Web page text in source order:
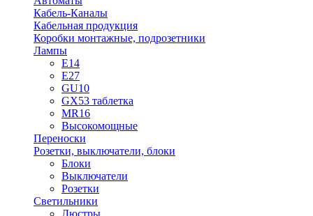
Кабель-Каналы
Кабельная продукция
Коробки монтажные, подрозетники
Лампы
E14
E27
GU10
GX53 таблетка
MR16
Высокомощные
Переноски
Розетки, выключатели, блоки
Блоки
Выключатели
Розетки
Светильники
Люстры